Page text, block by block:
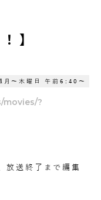
】
月～木曜日 午前6:40～
?
放送終了まで編集